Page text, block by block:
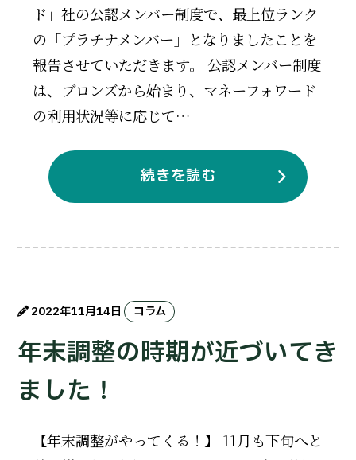
ド」社の公認メンバー制度で、最上位ランク
の「プラチナメンバー」となりましたことを
報告させていただきます。 公認メンバー制度
は、ブロンズから始まり、マネーフォワード
の利用状況等に応じて…
続きを読む
2022年11月14日 コラム
年末調整の時期が近づいてき
ました！
【年末調整がやってくる！】 11月も下旬へと